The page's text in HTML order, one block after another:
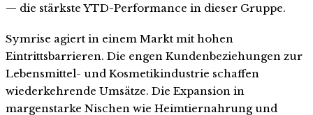
— die stärkste YTD-Performance in dieser Gruppe.
Symrise agiert in einem Markt mit hohen
Eintrittsbarrieren. Die engen Kundenbeziehungen zur
Lebensmittel- und Kosmetikindustrie schaffen
wiederkehrende Umsätze. Die Expansion in
margenstarke Nischen wie Heimtiernahrung und